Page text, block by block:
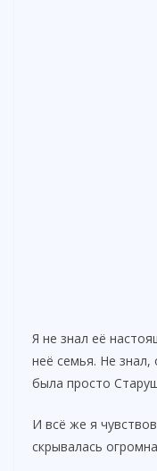
Я не знал её
неё семья. Не
была просто
И всё же я
скрывалась